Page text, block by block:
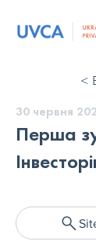
<
30 червня
Перша